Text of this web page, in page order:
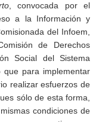
, convocada por el
a la Información y
del Infoem,
de Derechos
Social del Sistema
que para implementar
realizar esfuerzos de
sólo de esta forma,
condiciones de